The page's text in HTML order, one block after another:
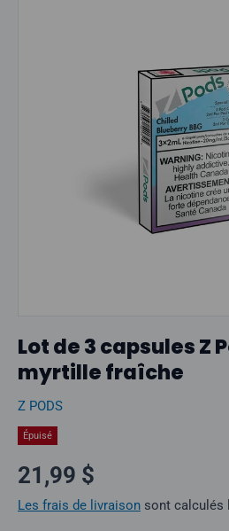
Lot de 3 capsules Z
myrtille fraîche
Z PODS
Épuisé
Prix normal
21,99 $
Les frais de livraison sont calculés